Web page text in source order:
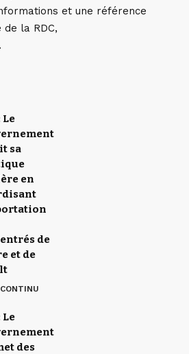
et une référence
la RDC,
Le
sa
en
de
et de
Le
des